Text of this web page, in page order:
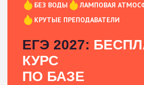
БЕЗ ВОДЫ
ЛАМПОВАЯ
КРУТЫЕ ПРЕПОДАВАТЕЛИ
ЕГЭ 2027:
КУРС
ПО БАЗЕ